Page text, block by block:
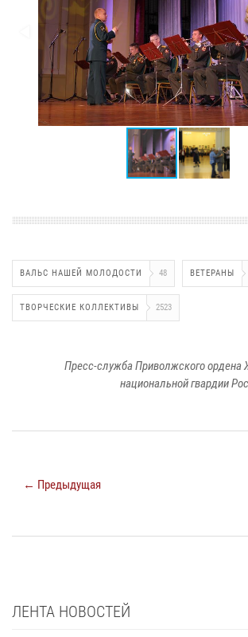
ВАЛЬС НАШЕЙ МОЛОДОСТИ 48 ВЕТЕРАНЫ
ТВОРЧЕСКИЕ КОЛЛЕКТИВЫ 2523
Пресс-служба Приволжского ордена
национальной гвардии
← Предыдущая
ЛЕНТА НОВОСТЕЙ